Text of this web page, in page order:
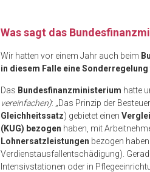
Was sagt das
Wir hatten vor einem Jahr auch beim
in diesem Falle eine
Das Bundesfinanzministerium hatte
vereinfachen): „Das Prinzip der
Gleichheitssatz) gebietet einen
(KUG) bezogen haben, mit
Lohnersatzleistungen bezogen
Verdienstausfallentschädigung).
Intensivstationen oder in